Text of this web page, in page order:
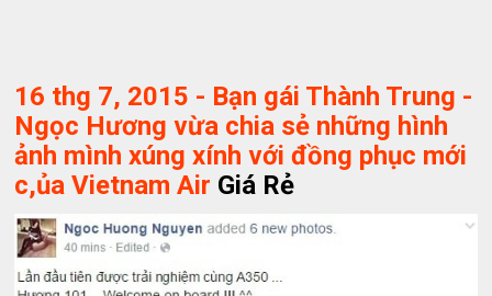
16 thg 7, 2015 - Bạn gái Thành Trung -
Ngọc Hương vừa chia sẻ những hình
ảnh mình xúng xính với đồng phục mới
c,ủa Vietnam Air Giá Rẻ